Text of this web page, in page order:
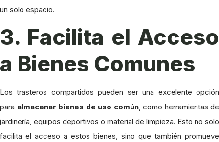
un solo espacio.
3. Facilita el Acceso
a Bienes Comunes
Los trasteros compartidos pueden ser una excelente opción
para almacenar bienes de uso común, como herramientas de
jardinería, equipos deportivos o material de limpieza. Esto no solo
facilita el acceso a estos bienes, sino que también promueve